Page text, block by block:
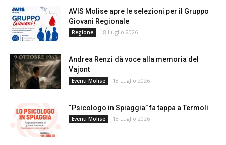
AVIS Molise apre le selezioni per il Gruppo
Giovani Regionale
Regione 18 Luglio 2026
Andrea Renzi dà voce alla memoria del
Vajont
Eventi Molise 18 Luglio 2026
“Psicologo in Spiaggia” fa tappa a Termoli
Eventi Molise 18 Luglio 2026